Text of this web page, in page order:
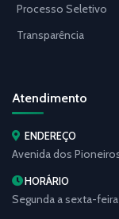
Processo Seletivo
Transparência
Atendimento
ENDEREÇO
Avenida dos
HORÁRIO
Segunda a sexta-